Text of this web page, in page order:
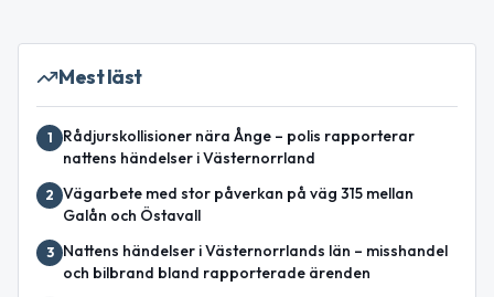
Mest läst
1
Rådjurskollisioner nära Ånge – polis rapporterar
nattens händelser i Västernorrland
2 Vägarbete med stor påverkan på väg 315 mellan
Galån och Östavall
3
Nattens händelser i Västernorrlands län – misshandel
och bilbrand bland rapporterade ärenden